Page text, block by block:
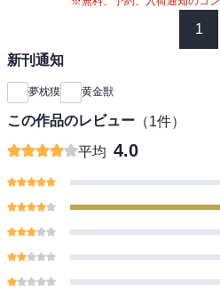
1
新刊通知
夢枕獏 黄金獣
この作品のレビュー （1件）
平均 4.0